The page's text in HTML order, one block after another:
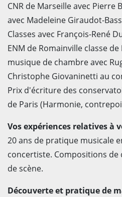
CNR de Marseille avec Pierre
avec Madeleine Giraudot-
Classes avec François-René
ENM de Romainville classe
musique de chambre avec
Christophe Giovaninetti au
Prix d'écriture des
de Paris (Harmonie,
Vos expériences relatives à
20 ans de pratique musicale
concertiste. Compositions
de scène.
Découverte et pratique de